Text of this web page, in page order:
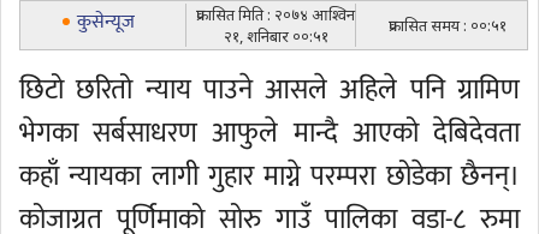
कुसेन्यूज
प्रकासित मिति : २०७४ आश्विन
२१, शनिबार ००:५१
प्रकासित समय : ००:५१
छिटो छरितो न्याय पाउने आसले अहिले पनि ग्रामिण
भेगका सर्बसाधरण आफुले मान्दै आएको देबिदेवता
कहाँ न्यायका लागी गुहार माग्ने परम्परा छोडेका छैनन्।
कोजाग्रत पूर्णिमाको सोरु गाउँ पालिका वडा-८ रुमा